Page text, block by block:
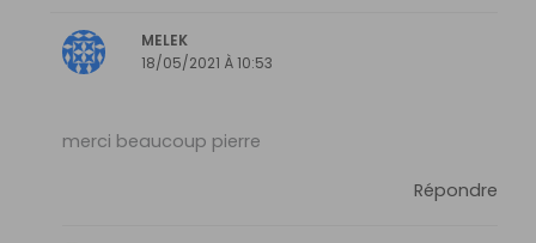
MELEK
18/05/2021 À 10:53
merci beaucoup pierre
Répondre